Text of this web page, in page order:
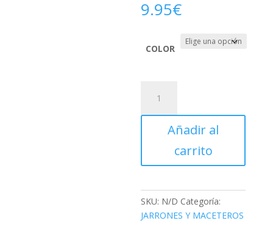
9.95€
COLOR
cantidad
Añadir al
carrito
SKU: N/D Categoría:
JARRONES Y MACETEROS